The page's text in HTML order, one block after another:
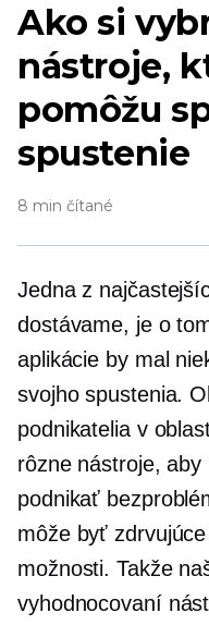
Ako si
nástroje,
pomôžu
spustenie
8 min čítané
Jedna z
dostávame, je o
aplikácie by mal
svojho spustenia.
podnikatelia v
rôzne nástroje,
podnikať
môže byť
možnosti. Takže
vyhodnocovaní